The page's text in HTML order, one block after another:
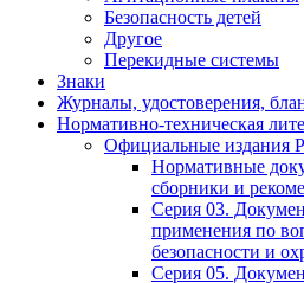
Безопасность детей
Другое
Перекидные системы
Знаки
Журналы, удостоверения,
Нормативно-техническая
Официальные издания
Нормативные
сборники и
Серия 03.
применения по
безопасности и
Серия 05.